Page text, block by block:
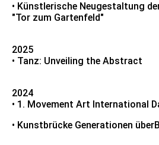
• Künstlerische Neugestaltung
"Tor zum Gartenfeld"
2025
• Tanz: Unveiling the Abstract
2024
• 1. Movement Art International
• Kunstbrücke Generationen